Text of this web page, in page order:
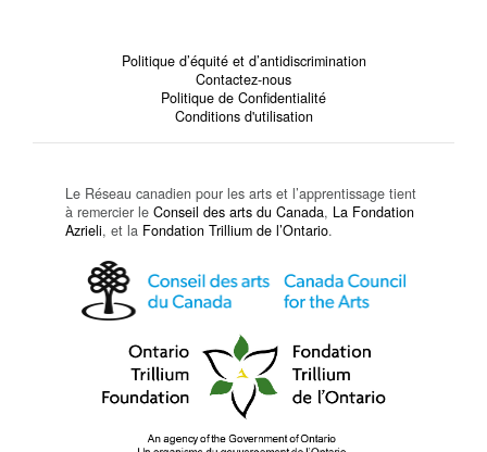
Politique d’équité et d’antidiscrimination
Contactez-nous
Politique de Confidentialité
Conditions d'utilisation
Le Réseau canadien pour les arts et l’apprentissage tient
à remercier le Conseil des arts du Canada, La Fondation
Azrieli, et la Fondation Trillium de l’Ontario.